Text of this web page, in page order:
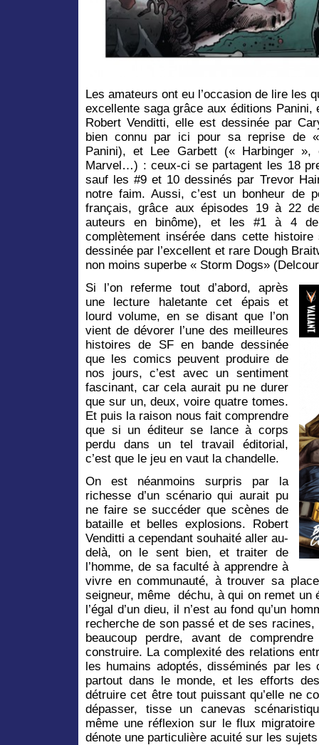
Les amateurs ont eu l’occasion de lire les
excellente saga grâce aux éditions Panini,
Robert Venditti, elle est dessinée par
bien connu par ici pour sa reprise de
Panini), et Lee Garbett (« Harbinger
Marvel…) : ceux-ci se partagent les 18
sauf les #9 et 10 dessinés par Trevor
notre faim. Aussi, c’est un bonheur de
français, grâce aux épisodes 19 à 22
auteurs en binôme), et les #1 à 4
complètement insérée dans cette
dessinée par l’excellent et rare Dough
non moins superbe « Storm Dogs»
Si l’on referme tout d’abord, après
une lecture haletante cet épais et
lourd volume, en se disant que l’on
vient de dévorer l’une des meilleures
histoires de SF en bande dessinée
que les comics peuvent produire de
nos jours, c’est avec un sentiment
fascinant, car cela aurait pu ne durer
que sur un, deux, voire quatre tomes.
Et puis la raison nous fait comprendre
que si un éditeur se lance à corps
perdu dans un tel travail éditorial,
c’est que le jeu en vaut la chandelle.
On est néanmoins surpris par la
richesse d’un scénario qui aurait pu
ne faire se succéder que scènes de
bataille et belles explosions. Robert
Venditti a cependant souhaité aller au-
delà, on le sent bien, et traiter de
l’homme, de sa faculté à apprendre à
vivre en communauté, à trouver sa
seigneur, même déchu, à qui on remet un
l’égal d’un dieu, il n’est au fond qu’un
recherche de son passé et de ses
beaucoup perdre, avant de
construire. La complexité des relations
les humains adoptés, disséminés par les
partout dans le monde, et les efforts
détruire cet être tout puissant qu’elle ne
dépasser, tisse un canevas
même une réflexion sur le flux
dénote une particulière acuité sur les